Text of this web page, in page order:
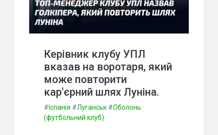
Керівник клубу УПЛ
вказав на воротаря, який
може повторити
кар'єрний шлях Луніна.
# Іспанія #Луганськ #Оболонь
(футбольний клуб)